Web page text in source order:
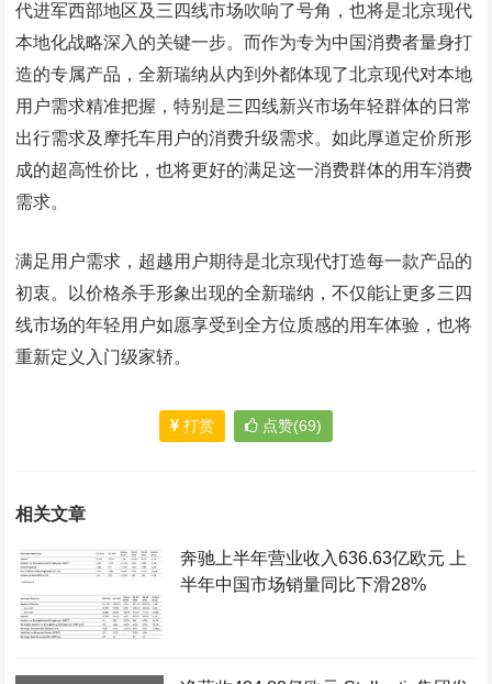
代进军西部地区及三四线市场吹响了号角，也将是北京现代
本地化战略深入的关键一步。而作为专为中国消费者量身打
造的专属产品，全新瑞纳从内到外都体现了北京现代对本地
用户需求精准把握，特别是三四线新兴市场年轻群体的日常
出行需求及摩托车用户的消费升级需求。如此厚道定价所形
成的超高性价比，也将更好的满足这一消费群体的用车消费
需求。
满足用户需求，超越用户期待是北京现代打造每一款产品的
初衷。以价格杀手形象出现的全新瑞纳，不仅能让更多三四
线市场的年轻用户如愿享受到全方位质感的用车体验，也将
重新定义入门级家轿。
打赏 点赞(69)
相关文章
奔驰上半年营业收入636.63亿欧元 上
半年中国市场销量同比下滑28%